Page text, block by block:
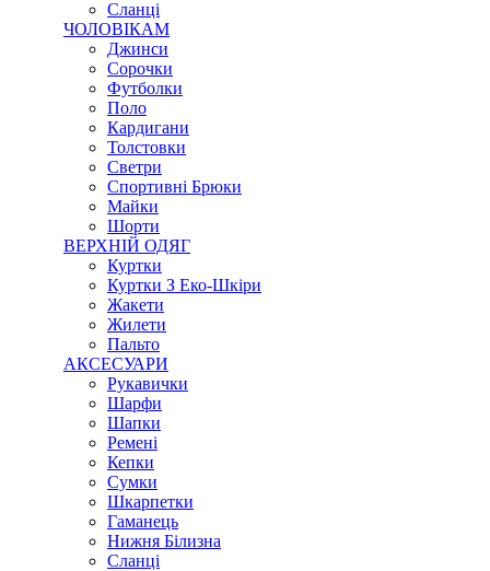
Сланці
ЧОЛОВІКАМ
Джинси
Сорочки
Футболки
Поло
Кардигани
Толстовки
Светри
Спортивні Брюки
Майки
Шорти
ВЕРХНІЙ ОДЯГ
Куртки
Куртки З Еко-Шкіри
Жакети
Жилети
Пальто
АКСЕСУАРИ
Рукавички
Шарфи
Шапки
Ремені
Кепки
Сумки
Шкарпетки
Гаманець
Нижня Білизна
Сланці